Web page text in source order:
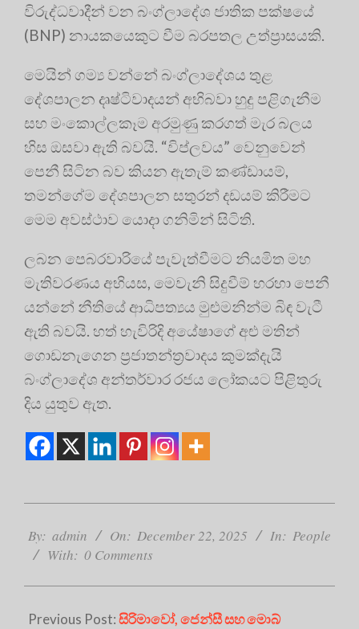
විරුද්ධවාදීන් වන බංග්ලාදේශ ජාතික පක්ෂයේ
(BNP) නායකයෙකුට වීම බරපතල උත්ප්‍රාසයකි.
මෙයින් ගම්‍ය වන්නේ බංග්ලාදේශය තුළ
දේශපාලන දෘෂ්ටිවාදයන් අභිබවා හුදු පළිගැනීම
සහ මංකොල්ලකෑම අරමුණු කරගත් මැර බලය
හිස ඔසවා ඇති බවයි. “විප්ලවය” වෙනුවෙන්
පෙනී සිටින බව කියන ඇතැම් කණ්ඩායම්,
තමන්ගේම දේශපාලන සතුරන් දඩයම් කිරීමට
මෙම අවස්ථාව යොදා ගනිමින් සිටිති.
ලබන පෙබරවාරියේ පැවැත්වීමට නියමිත මහ
මැතිවරණය අභියස, මෙවැනි සිදුවීම් හරහා පෙනී
යන්නේ නීතියේ ආධිපත්‍යය මුළුමනින්ම බිඳ වැටී
ඇති බවයි. හත් හැවිරිදි අයේෂාගේ අළු මතින්
ගොඩනැගෙන ප්‍රජාතන්ත්‍රවාදය කුමක්දැයි
බංග්ලාදේශ අන්තර්වාර රජය ලෝකයට පිළිතුරු
දිය යුතුව ඇත.
12-
22
By: admin On: December 22, 2025 In: People
With: 0 Comments
Previous Post:සිරිමාවෝ, ජෙන්සී සහ මොබ්